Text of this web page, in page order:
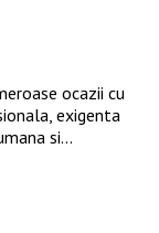
ocazii cu
exigenta
si…